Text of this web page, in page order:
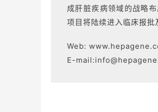
成肝脏疾病领域的战略
项目将陆续进入临床报批
Web:
E-